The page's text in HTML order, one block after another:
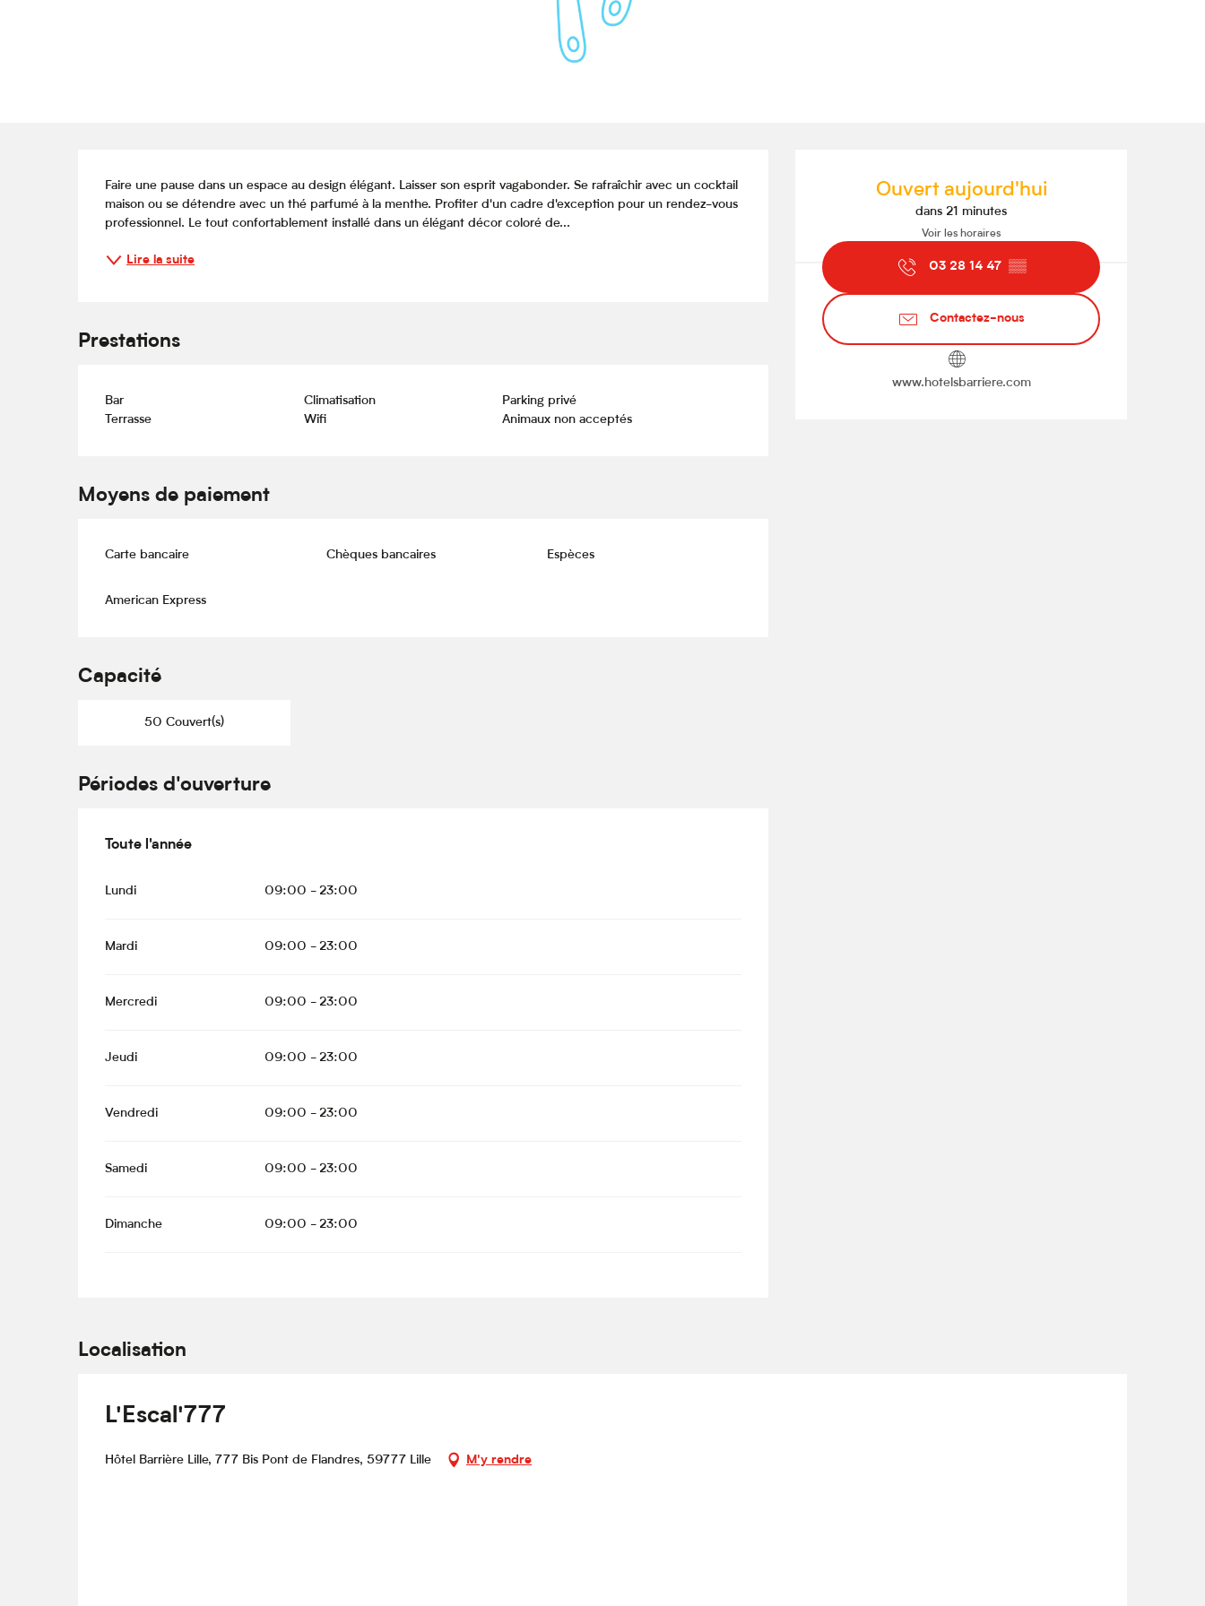
Ouverture et coordonnées
Ouvert aujourd'hui
dans 21 minutes
Voir les horaires
03 28 14 47 ▒▒
Contactez-nous
www.hotelsbarriere.com
Description
Faire une pause dans un espace au design élégant. Laisser son esprit vagabonder. Se rafraîchir avec un cocktail
maison ou se détendre avec un thé parfumé à la menthe. Profiter d'un cadre d'exception pour un rendez-vous
professionnel. Le tout confortablement installé dans un élégant décor coloré de...
Lire la suite
Prestations
Bar Climatisation
Parking privé
Terrasse
Wifi Animaux non acceptés
Moyens de paiement
Carte bancaire Chèques bancaires Espèces
American Express
Capacité
50 Couvert(s)
Périodes d'ouverture
Toute l'année
Toute l'année
Lundi 09:00 - 23:00
Mardi 09:00 - 23:00
Mercredi 09:00 - 23:00
Jeudi 09:00 - 23:00
Vendredi 09:00 - 23:00
Samedi 09:00 - 23:00
Dimanche 09:00 - 23:00
Localisation
L'Escal'777
Hôtel Barrière Lille, 777 Bis Pont de Flandres, 59777 Lille M'y rendre